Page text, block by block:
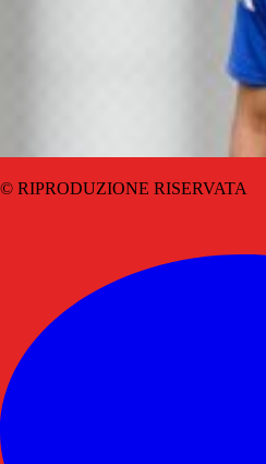
© RIPRODUZIONE RISERVATA